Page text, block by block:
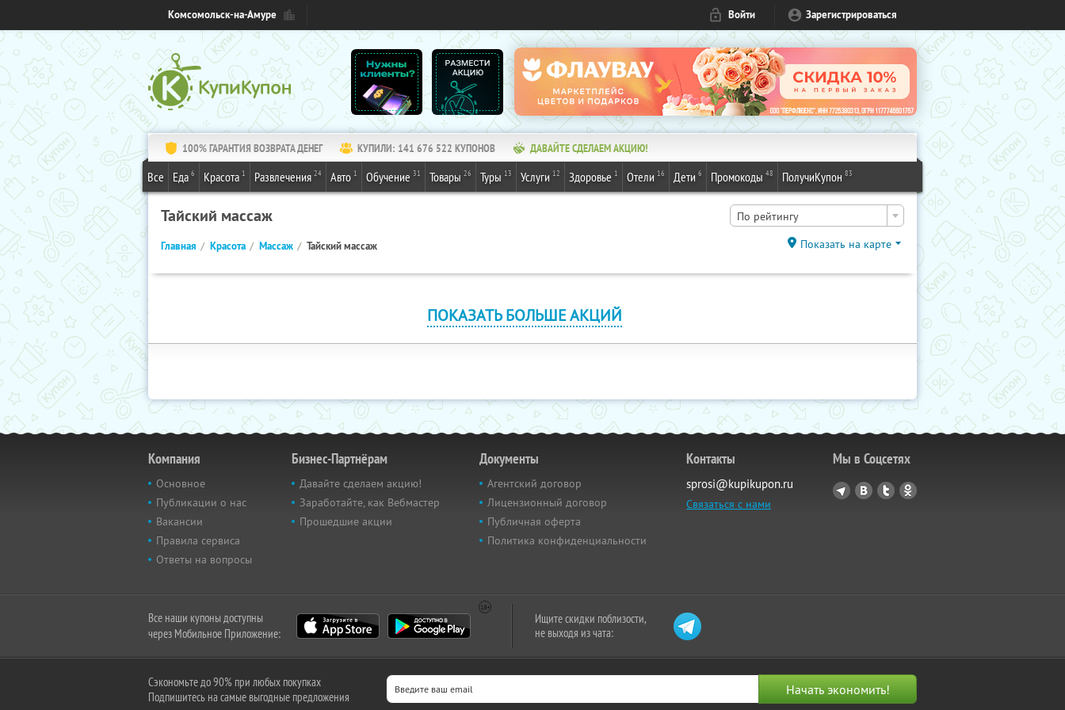
Комсомольск-на-Амуре Войти Зарегистрироваться
100% ГАРАНТИЯ ВОЗВРАТА ДЕНЕГ КУПИЛИ: 141 676 522 КУПОНОВ ДАВАЙТЕ СДЕЛАЕМ АКЦИЮ!
Все Еда 6 Красота 1 Развлечения 24 Авто 1 Обучение 31 Товары 26 Туры 13 Услуги 12 Здоровье 1 Отели 16 Дети 6 Промокоды 48 ПолучиКупон 83
Тайский массаж По рейтингу
Главная Красота Массаж Тайский массаж Показать на карте
ПОКАЗАТЬ БОЛЬШЕ АКЦИЙ
Компания
Основное
Публикации о нас
Вакансии
Правила сервиса
Ответы на вопросы
Бизнес-Партнёрам
Давайте сделаем акцию!
Заработайте, как Вебмастер
Прошедшие акции
Документы
Агентский договор
Лицензионный договор
Публичная оферта
Политика конфиденциальности
Контакты
sprosi@kupikupon.ru
Связаться с нами
Мы в Соцсетях
Все наши купоны доступны
через Мобильное Приложение:
Ищите скидки поблизости,
не выходя из чата:
Сэкономьте до 90% при любых покупках
Подпишитесь на самые выгодные предложения